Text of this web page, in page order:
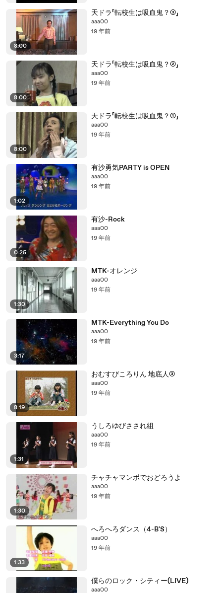
8:00
天ドラ「転校生は吸血鬼？③」
aaa00
19 年前
8:00
天ドラ「転校生は吸血鬼？②」
aaa00
19 年前
8:00
天ドラ「転校生は吸血鬼？①」
aaa00
19 年前
1:02
有沙勇気PARTY is OPEN
aaa00
19 年前
0:25
有沙-Rock
aaa00
19 年前
1:30
MTK-オレンジ
aaa00
19 年前
3:17
MTK-Everything You Do
aaa00
19 年前
8:19
おむすびころりん 地底人③
aaa00
19 年前
1:31
うしろゆびさされ組
aaa00
19 年前
1:30
チャチャマンボでおどろうよ
aaa00
19 年前
1:33
へろへろダンス（4-B'S）
aaa00
19 年前
僕らのロック・シティー(LIVE)
aaa00